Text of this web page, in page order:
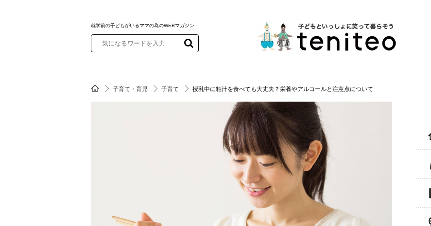
就学前の子どもがいるママの為のWEBマガジン
子育て・育児 子育て 授乳中に粕汁を食べても大丈夫？栄養やアルコールと注意点について